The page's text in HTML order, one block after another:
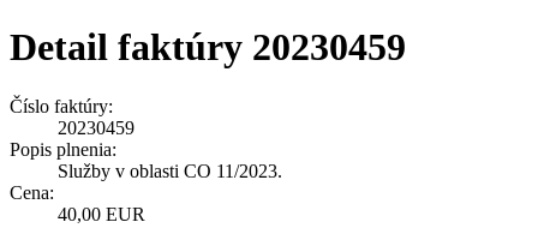
Detail faktúry 20230459
Číslo faktúry:
20230459
Popis plnenia:
Služby v oblasti CO 11/2023.
Cena:
40,00 EUR